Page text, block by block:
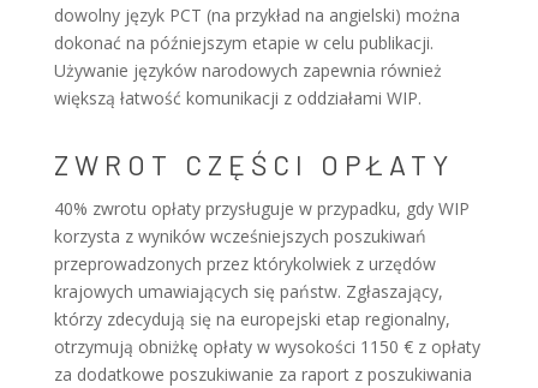
dowolny język PCT (na przykład na angielski) można
dokonać na późniejszym etapie w celu publikacji.
Używanie języków narodowych zapewnia również
większą łatwość komunikacji z oddziałami WIP.
ZWROT CZĘŚCI OPŁATY
40% zwrotu opłaty przysługuje w przypadku, gdy WIP
korzysta z wyników wcześniejszych poszukiwań
przeprowadzonych przez którykolwiek z urzędów
krajowych umawiających się państw. Zgłaszający,
którzy zdecydują się na europejski etap regionalny,
otrzymują obniżkę opłaty w wysokości 1150 € z opłaty
za dodatkowe poszukiwanie za raport z poszukiwania